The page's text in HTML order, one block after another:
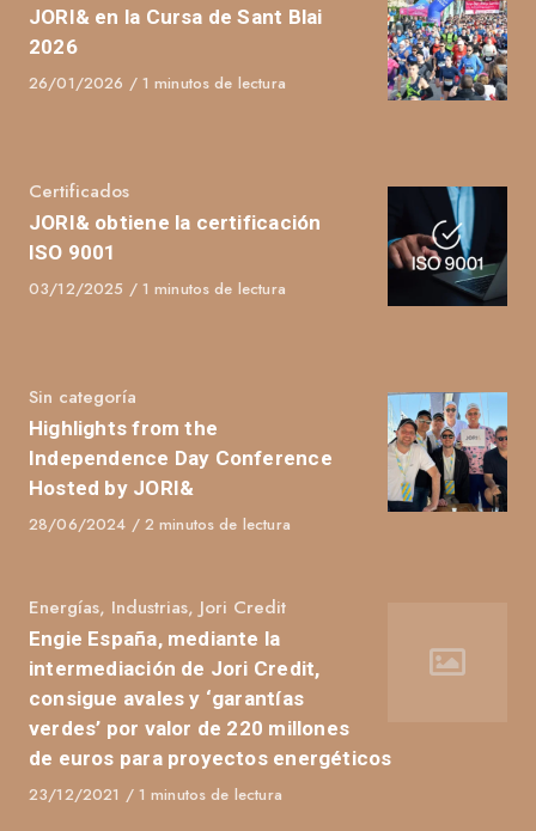
JORI& en la Cursa de Sant Blai
2026
Published
26/01/2026 1 minutos de lectura
Category
Certificados
JORI& obtiene la certificación
ISO 9001
Published
03/12/2025 1 minutos de lectura
Category
Sin categoría
Highlights from the
Independence Day Conference
Hosted by JORI&
Published
28/06/2024 2 minutos de lectura
Category
Energías, Industrias, Jori Credit
Engie España, mediante la
intermediación de Jori Credit,
consigue avales y ‘garantías
verdes’ por valor de 220 millones
de euros para proyectos energéticos
Published
23/12/2021 1 minutos de lectura